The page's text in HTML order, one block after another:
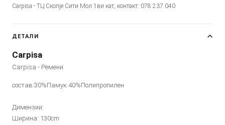
Carpisa - ТЦ Скопје Сити Мол 1ви кат, контакт: 078 237 040
ДЕТАЛИ
Carpisa
Carpisa - Ремени
состав:30%Памук 40%Полипропилен
Димензии:
Ширина: 130cm